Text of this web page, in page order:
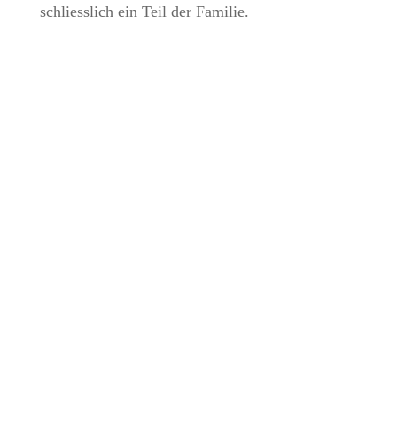
schliesslich ein Teil der Familie.